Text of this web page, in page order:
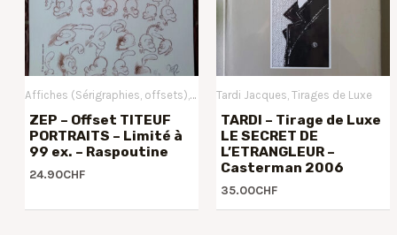
Affiches (Sérigraphies, offsets) Offsets Titeuf Zep
ZEP – Offset TITEUF
PORTRAITS – Limité à
99 ex. – Raspoutine
24.90CHF
Tardi Jacques Tirages de Luxe
TARDI – Tirage de Luxe
LE SECRET DE
L’ETRANGLEUR –
Casterman 2006
35.00CHF